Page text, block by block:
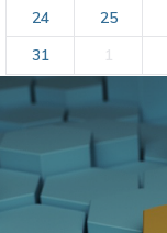
24
25
31
1